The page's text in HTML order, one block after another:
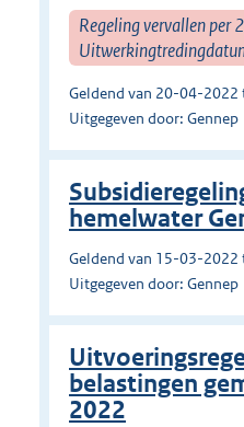
Regeling vervallen
Geldend van 20-04-
Uitgegeven door: Gennep
hemelwater
Geldend van 15-03-2022
Uitgegeven door: Gennep
belastingen
2022